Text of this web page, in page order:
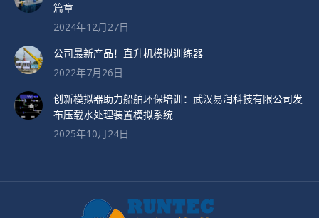
篇章
2024年12月27日
公司最新产品！直升机模拟训练器
2022年7月26日
创新模拟器助力船舶环保培训：武汉易润科技有限公司发
布压载水处理装置模拟系统
2025年10月24日